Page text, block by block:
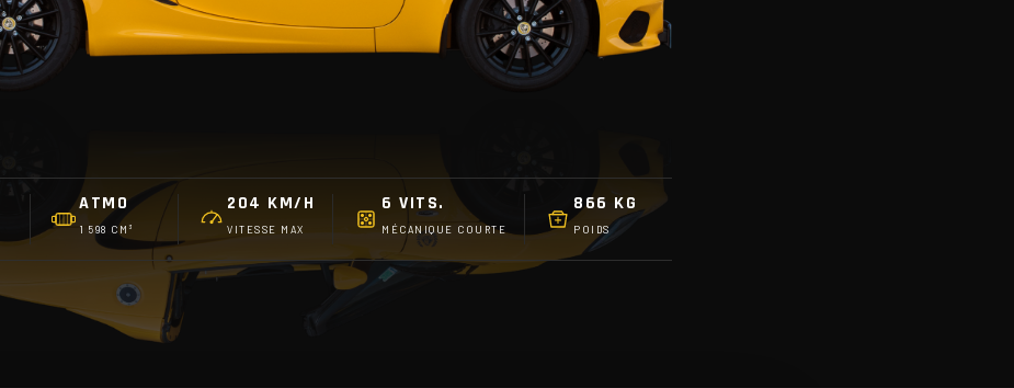
ATMO
1 598 CM³
204 KM/H
VITESSE MAX
6 VITS.
MÉCANIQUE COURTE
866 KG
POIDS